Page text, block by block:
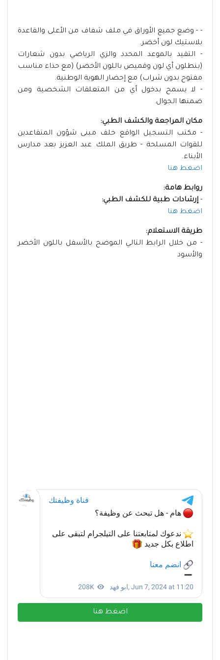
- - وضع جميع الأوراق في ملف شفاف من الأعلى والقاعدة
بلاستيك لون أخضر.
- التقيد بالموعد المحدد والزي الرياضي بدون شعارات
(بنطلون أي لون وقميص باللون الأخضر) (مع حذاء مناسب
مفتوح بدون شراب) مع إحضار الهوية الوطنية.
- لا يسمح بدخول أي من المتعلقات الشخصية ومن
ضمنها الجوال.
مكان المراجعة والكشف الطبي:
- مكتب التسجيل الواقع خلف مبنى شؤون المتقاعدين
للقوات المسلحة - طريق الملك عبد العزيز بعد مدارس
الأبناء.
اضغط هنا
روابط هامة:
-إرشادات طبية للكشف الطبي:
اضغط هنا
طريقة الاستعلام:
- من خلال الرابط التالي الموضح بالأسفل باللون الأخضر
والأسود
اضغط هنا